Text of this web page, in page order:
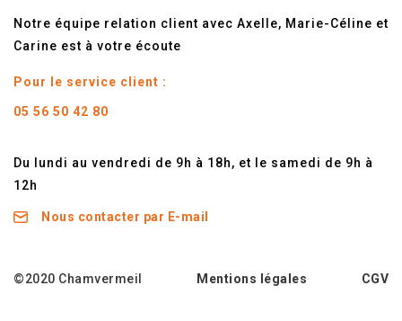
Notre équipe relation client avec Axelle, Marie-Céline et
Carine est à votre écoute
Pour le service client :
05 56 50 42 80
Du lundi au vendredi de 9h à 18h, et le samedi de 9h à
12h
Nous contacter par E-mail
©2020 Chamvermeil Mentions légales CGV